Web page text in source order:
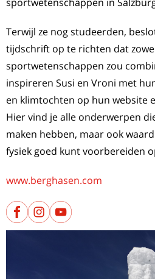
Terwijl ze nog studeerden,
tijdschrift op te richten dat
sportwetenschappen zou
inspireren Susi en Vroni met
en klimtochten op hun website
Hier vind je alle onderwerpen
maken hebben, maar ook
fysiek goed kunt voorbereiden
www.berghasen.com